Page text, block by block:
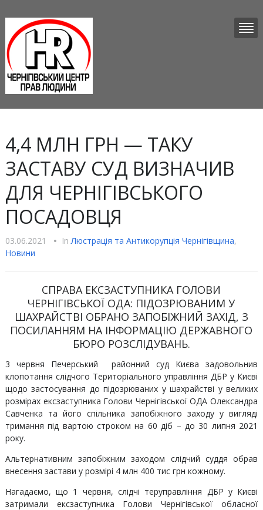
4,4 МЛН ГРН — ТАКУ
ЗАСТАВУ СУД ВИЗНАЧИВ
ДЛЯ ЧЕРНІГІВСЬКОГО
ПОСАДОВЦЯ
03.06.2021 • InЛюстрацiя та Антикорупцiя Чернігівщина,
Новини
СПРАВА ЕКСЗАСТУПНИКА ГОЛОВИ
ЧЕРНІГІВСЬКОЇ ОДА: ПІДОЗРЮВАНИМ У
ШАХРАЙСТВІ ОБРАНО ЗАПОБІЖНИЙ ЗАХІД, З
ПОСИЛАННЯМ НА ІНФОРМАЦІЮ ДЕРЖАВНОГО
БЮРО РОЗСЛІДУВАНЬ.
3 червня Печерський районний суд Києва задовольнив
клопотання слідчого Територіального управління ДБР у Києві
щодо застосування до підозрюваних у шахрайстві у великих
розмірах ексзаступника Голови Чернігівської ОДА Олександра
Савченка та його спільника запобіжного заходу у вигляді
тримання під вартою строком на 60 діб – до 30 липня 2021
року.
Альтернативним запобіжним заходом слідчий суддя обрав
внесення застави у розмірі 4 млн 400 тис грн кожному.
Нагадаємо, що 1 червня, слідчі теруправління ДБР у Києві
затримали ексзаступника Голови Чернігівської обласної